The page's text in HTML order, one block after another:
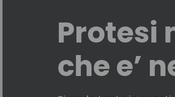
Protesi
che e’